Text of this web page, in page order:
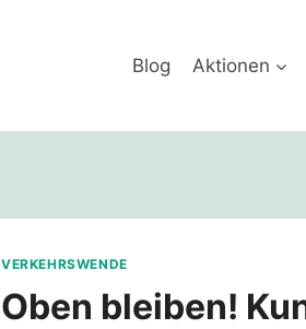
Blog Aktionen
VERKEHRSWENDE
Oben bleiben!